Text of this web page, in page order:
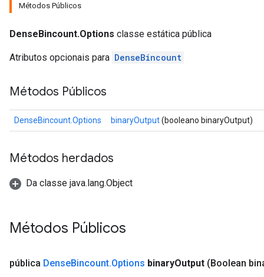
Métodos Públicos
DenseBincount.Options classe estática pública
Atributos opcionais para DenseBincount
Métodos Públicos
DenseBincount.Options binaryOutput(booleano binaryOutput)
Métodos herdados
Da classe java.lang.Object
Métodos Públicos
pública DenseBincount.Options binaryOutput (Boolean